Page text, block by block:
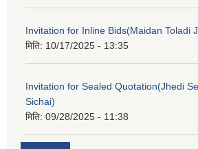
Invitation for Inline Bids(Maidan Toladi
मिति: 10/17/2025 - 13:35
Invitation for Sealed Quotation(Jhedi
Sichai)
मिति: 09/28/2025 - 11:38